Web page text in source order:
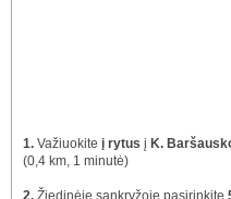
1. Važiuokite į rytus į K.
(0,4 km, 1 minutė)